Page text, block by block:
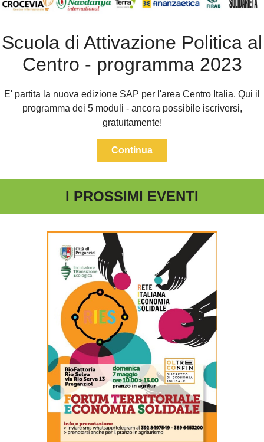
Scuola di Attivazione Politica al
Centro - programma 2023
E' partita la nuova edizione SAP per l'area Centro Italia. Qui il
programma dei 5 moduli - ancora possibile iscriversi,
gratuitamente!
Continua
I PROSSIMI EVENTI